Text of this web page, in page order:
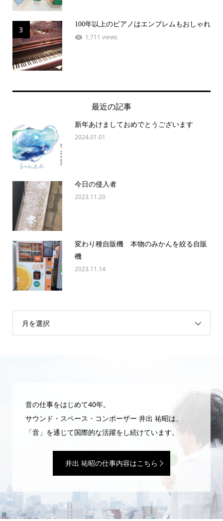
3
100年以上のピアノはエンブレムもおしゃれ
1,711 views
最近の記事
新年あけましておめでとうございます
2024.01.01
今日の侵入者
2023.11.20
変わり種自販機 本物のみかんを絞る自販
機
2023.11.14
月を選択
音の仕事をはじめて40年。
サウンド・スペース・コンポーザー 井出 祐昭は、
「音」を通じて国際的な活躍をし続けています。
井出 祐昭の仕事内容はこちら